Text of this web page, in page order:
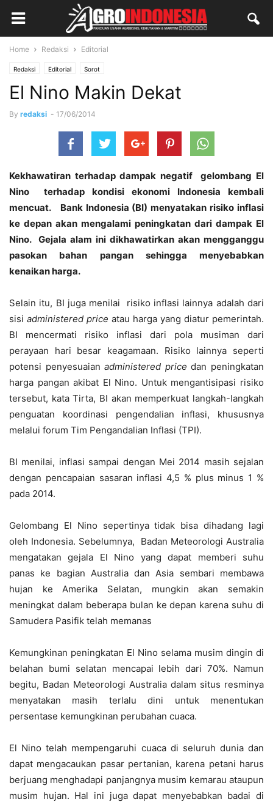
Home Redaksi Editorial
Redaksi Editorial Sorot
El Nino Makin Dekat
By redaksi - 17/06/2014
Kekhawatiran terhadap dampak negatif gelombang El
Nino terhadap kondisi ekonomi Indonesia kembali
mencuat. Bank Indonesia (BI) menyatakan risiko inflasi
ke depan akan mengalami peningkatan dari dampak El
Nino. Gejala alam ini dikhawatirkan akan mengganggu
pasokan bahan pangan sehingga menyebabkan
kenaikan harga.
Selain itu, BI juga menilai risiko inflasi lainnya adalah dari
sisi administered price atau harga yang diatur pemerintah.
BI mencermati risiko inflasi dari pola musiman dari
perayaan hari besar keagamaan. Risiko lainnya seperti
potensi penyesuaianadministered price dan peningkatan
harga pangan akibat El Nino. Untuk mengantisipasi risiko
tersebut, kata Tirta, BI akan memperkuat langkah-langkah
penguatan koordinasi pengendalian inflasi, khususnya
melalui forum Tim Pengandalian Inflasi (TPI).
BI menilai, inflasi sampai dengan Mei 2014 masih sejalan
dengan pencapaian sasaran inflasi 4,5 % plus minus 1 %
pada 2014.
Gelombang El Nino sepertinya tidak bisa dihadang lagi
oleh Indonesia. Sebelumnya, Badan Meteorologi Australia
mengatakan gejala El Nino yang dapat memberi suhu
panas ke bagian Australia dan Asia sembari membawa
hujan ke Amerika Selatan, mungkin akan semakin
meningkat dalam beberapa bulan ke depan karena suhu di
Samudera Pasifik telah memanas
Kemungkinan peningkatan El Nino selama musim dingin di
belahan bumi selatan mencapai lebih dari 70%. Namun
begitu, Badan Meteorologi Australia dalam situs resminya
menyatakan masih terlalu dini untuk menentukan
persentase kemungkinan perubahan cuaca.
El Nino telah mempengaruhi cuaca di seluruh dunia dan
dapat mengacaukan pasar pertanian, karena petani harus
berjuang menghadapi panjangnya musim kemarau ataupun
musim hujan. Hal ini juga dapat menyebabkan badai di